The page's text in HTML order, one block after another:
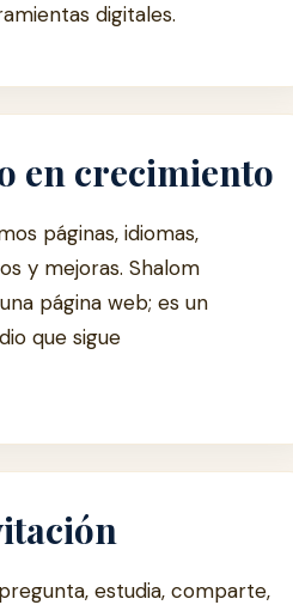
digitales.
en crecimiento
páginas, idiomas,
y mejoras. Shalom
página web; es un
que sigue
estudia, comparte,